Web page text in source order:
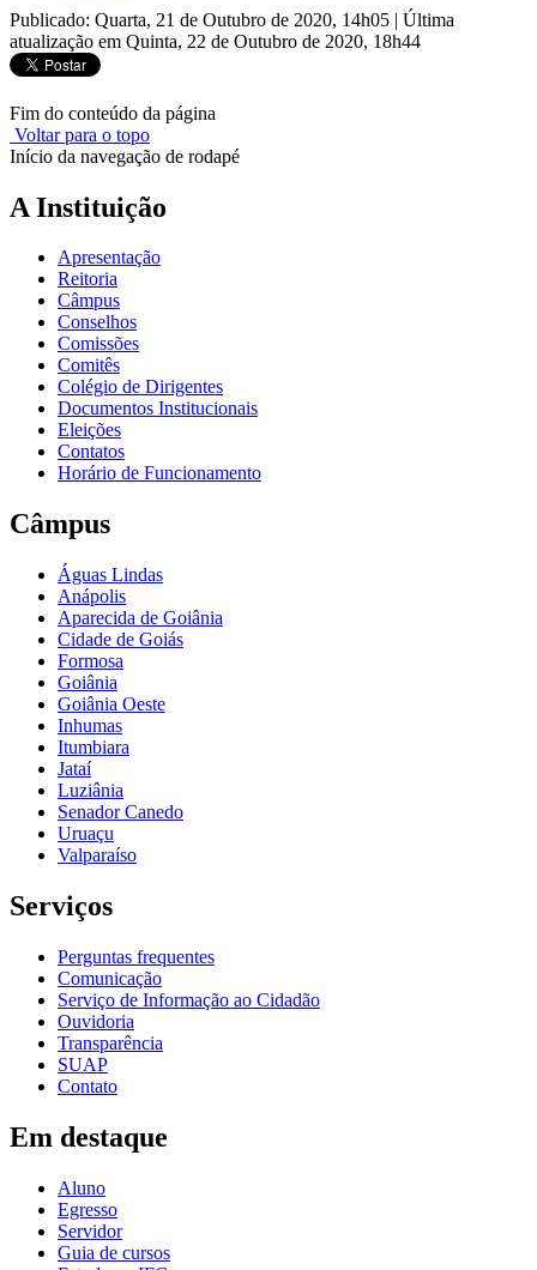
Publicado: Quarta, 21 de Outubro de 2020, 14h05 | Última
atualização em Quinta, 22 de Outubro de 2020, 18h44
Fim do conteúdo da página
Voltar para o topo
Início da navegação de rodapé
A Instituição
Apresentação
Reitoria
Câmpus
Conselhos
Comissões
Comitês
Colégio de Dirigentes
Documentos Institucionais
Eleições
Contatos
Horário de Funcionamento
Câmpus
Águas Lindas
Anápolis
Aparecida de Goiânia
Cidade de Goiás
Formosa
Goiânia
Goiânia Oeste
Inhumas
Itumbiara
Jataí
Luziânia
Senador Canedo
Uruaçu
Valparaíso
Serviços
Perguntas frequentes
Comunicação
Serviço de Informação ao Cidadão
Ouvidoria
Transparência
SUAP
Contato
Em destaque
Aluno
Egresso
Servidor
Guia de cursos